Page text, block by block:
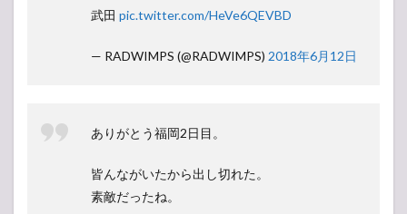
武田 pic.twitter.com/HeVe6QEVBD
— RADWIMPS (@RADWIMPS) 2018年6月12日
ありがとう福岡2日目。
皆んながいたから出し切れた。
素敵だったね。